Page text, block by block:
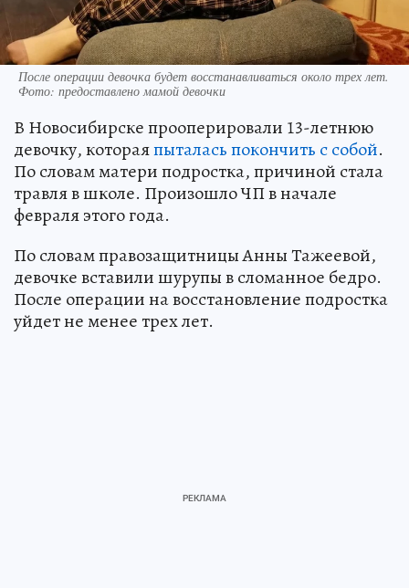
После операции девочка будет восстанавливаться около трех лет.
Фото: предоставлено мамой девочки
В Новосибирске прооперировали 13-летнюю
девочку, котораяпыталась покончить с собой.
По словам матери подростка, причиной стала
травля в школе. Произошло ЧП в начале
февраля этого года.
По словам правозащитницы Анны Тажеевой,
девочке вставили шурупы в сломанное бедро.
После операции на восстановление подростка
уйдет не менее трех лет.